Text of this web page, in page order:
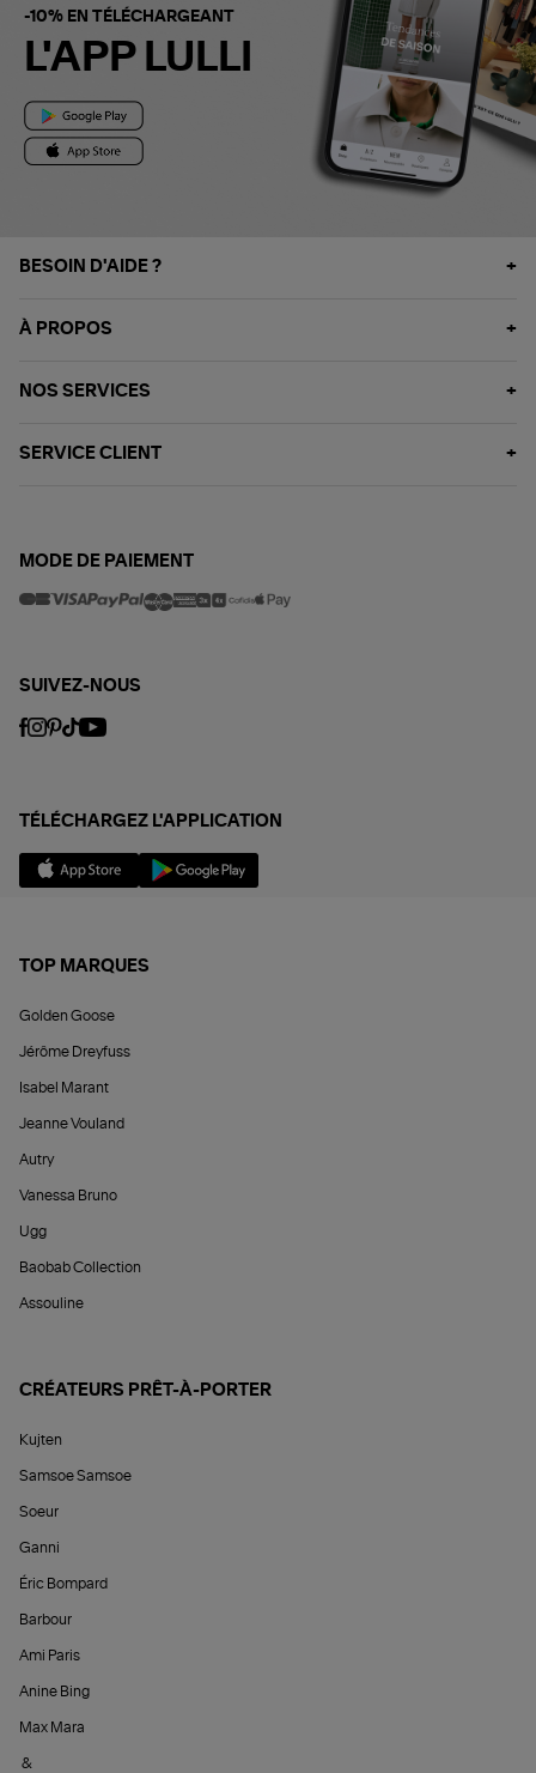
-10% EN TÉLÉCHARGEANT
L'APP LULLI
BESOIN D'AIDE ?
À PROPOS
NOS SERVICES
SERVICE CLIENT
MODE DE PAIEMENT
SUIVEZ-NOUS
TÉLÉCHARGEZ L'APPLICATION
TOP MARQUES
Golden Goose
Jérôme Dreyfuss
Isabel Marant
Jeanne Vouland
Autry
Vanessa Bruno
Ugg
Baobab Collection
Assouline
CRÉATEURS PRÊT-À-PORTER
Kujten
Samsoe Samsoe
Soeur
Ganni
Éric Bompard
Barbour
Ami Paris
Anine Bing
Max Mara
&